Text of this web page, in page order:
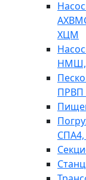
ХЦМ
ПРВП
СПА4,